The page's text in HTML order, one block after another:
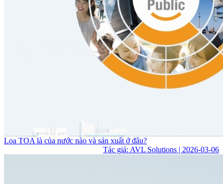
Loa TOA là của nước nào và sản xuất ở đâu?
Tác giả: AVL Solutions | 2026-03-06